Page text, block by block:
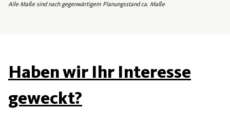
Alle Maße sind nach gegenwärtigem Planungsstand ca. Maße
Haben wir Ihr Interesse
geweckt?